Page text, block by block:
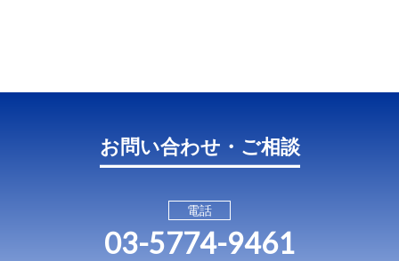
お問い合わせ・ご相談
電話
03-5774-9461